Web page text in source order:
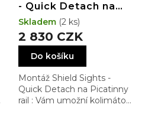
- Quick Detach na
Picatinny rail
2 830 CZK
Do košíku
Montáž Shield Sights -
Quick Detach na Picatinny
rail : Vám umožní kolimátor
Skladem (2 ks)